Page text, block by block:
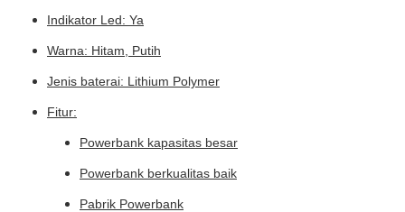
Indikator Led: Ya
Warna: Hitam, Putih
Jenis baterai: Lithium Polymer
Fitur:
Powerbank kapasitas besar
Powerbank berkualitas baik
Pabrik Powerbank